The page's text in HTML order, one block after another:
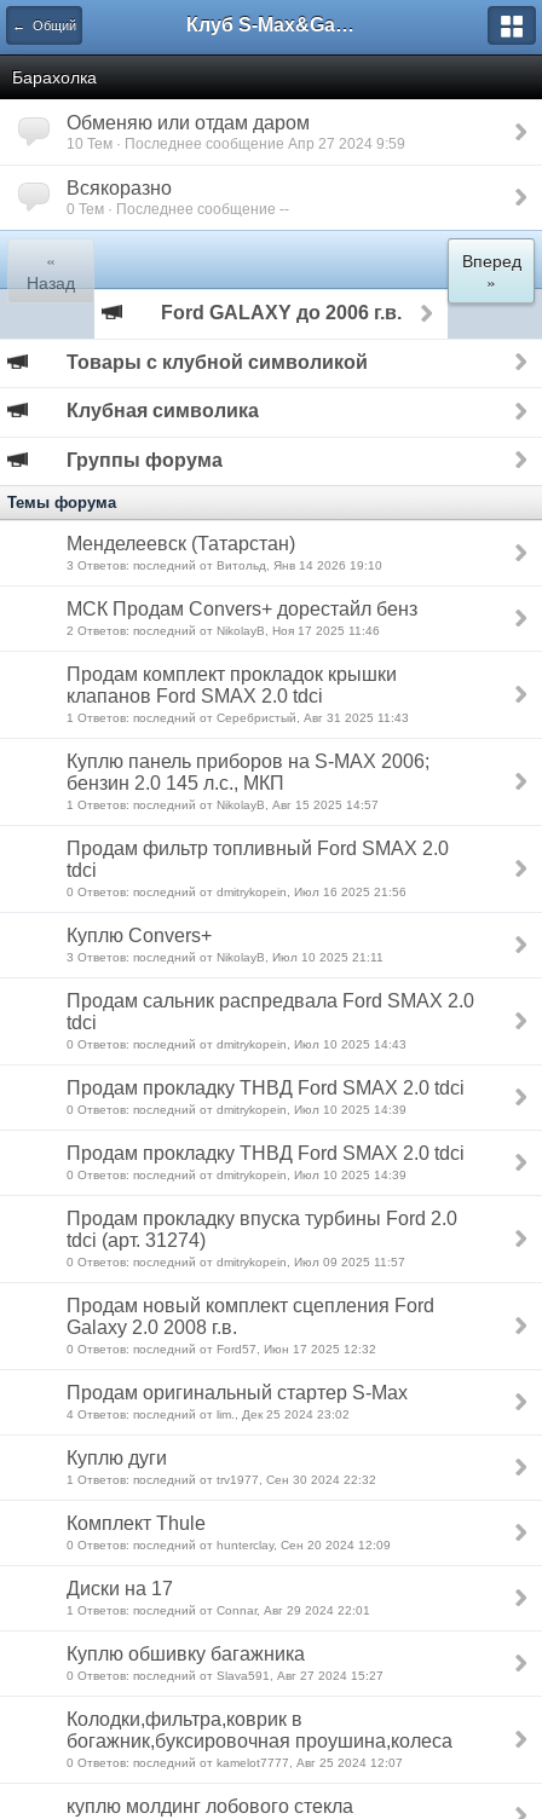
← Общий Клуб S-Max&Galaxy
Барахолка
Обменяю или отдам даром
10 Тем · Последнее сообщение Апр 27 2024 9:59
Всякоразно
0 Тем · Последнее сообщение --
«
Назад
Вперед
»
Ford GALAXY до 2006 г.в.
Товары с клубной символикой
Клубная символика
Группы форума
Темы форума
Менделеевск (Татарстан)
3 Ответов: последний от Витольд, Янв 14 2026 19:10
МСК Продам Convers+ дорестайл бенз
2 Ответов: последний от NikolayB, Ноя 17 2025 11:46
Продам комплект прокладок крышки
клапанов Ford SMAX 2.0 tdci
1 Ответов: последний от Серебристый, Авг 31 2025 11:43
Куплю панель приборов на S-MAX 2006;
бензин 2.0 145 л.с., МКП
1 Ответов: последний от NikolayB, Авг 15 2025 14:57
Продам фильтр топливный Ford SMAX 2.0
tdci
0 Ответов: последний от dmitrykopein, Июл 16 2025 21:56
Куплю Convers+
3 Ответов: последний от NikolayB, Июл 10 2025 21:11
Продам сальник распредвала Ford SMAX 2.0
tdci
0 Ответов: последний от dmitrykopein, Июл 10 2025 14:43
Продам прокладку ТНВД Ford SMAX 2.0 tdci
0 Ответов: последний от dmitrykopein, Июл 10 2025 14:39
Продам прокладку ТНВД Ford SMAX 2.0 tdci
0 Ответов: последний от dmitrykopein, Июл 10 2025 14:39
Продам прокладку впуска турбины Ford 2.0
tdci (арт. 31274)
0 Ответов: последний от dmitrykopein, Июл 09 2025 11:57
Продам новый комплект сцепления Ford
Galaxy 2.0 2008 г.в.
0 Ответов: последний от Ford57, Июн 17 2025 12:32
Продам оригинальный стартер S-Max
4 Ответов: последний от lim., Дек 25 2024 23:02
Куплю дуги
1 Ответов: последний от trv1977, Сен 30 2024 22:32
Комплект Thule
0 Ответов: последний от hunterclay, Сен 20 2024 12:09
Диски на 17
1 Ответов: последний от Connar, Авг 29 2024 22:01
Куплю обшивку багажника
0 Ответов: последний от Slava591, Авг 27 2024 15:27
Колодки,фильтра,коврик в
богажник,буксировочная проушина,колеса
0 Ответов: последний от kamelot7777, Авг 25 2024 12:07
куплю молдинг лобового стекла